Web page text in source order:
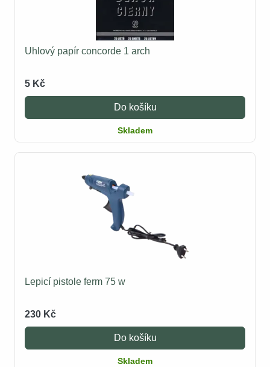
Uhlový papír concorde 1 arch
5 Kč
Do košíku
Skladem
Lepicí pistole ferm 75 w
230 Kč
Do košíku
Skladem